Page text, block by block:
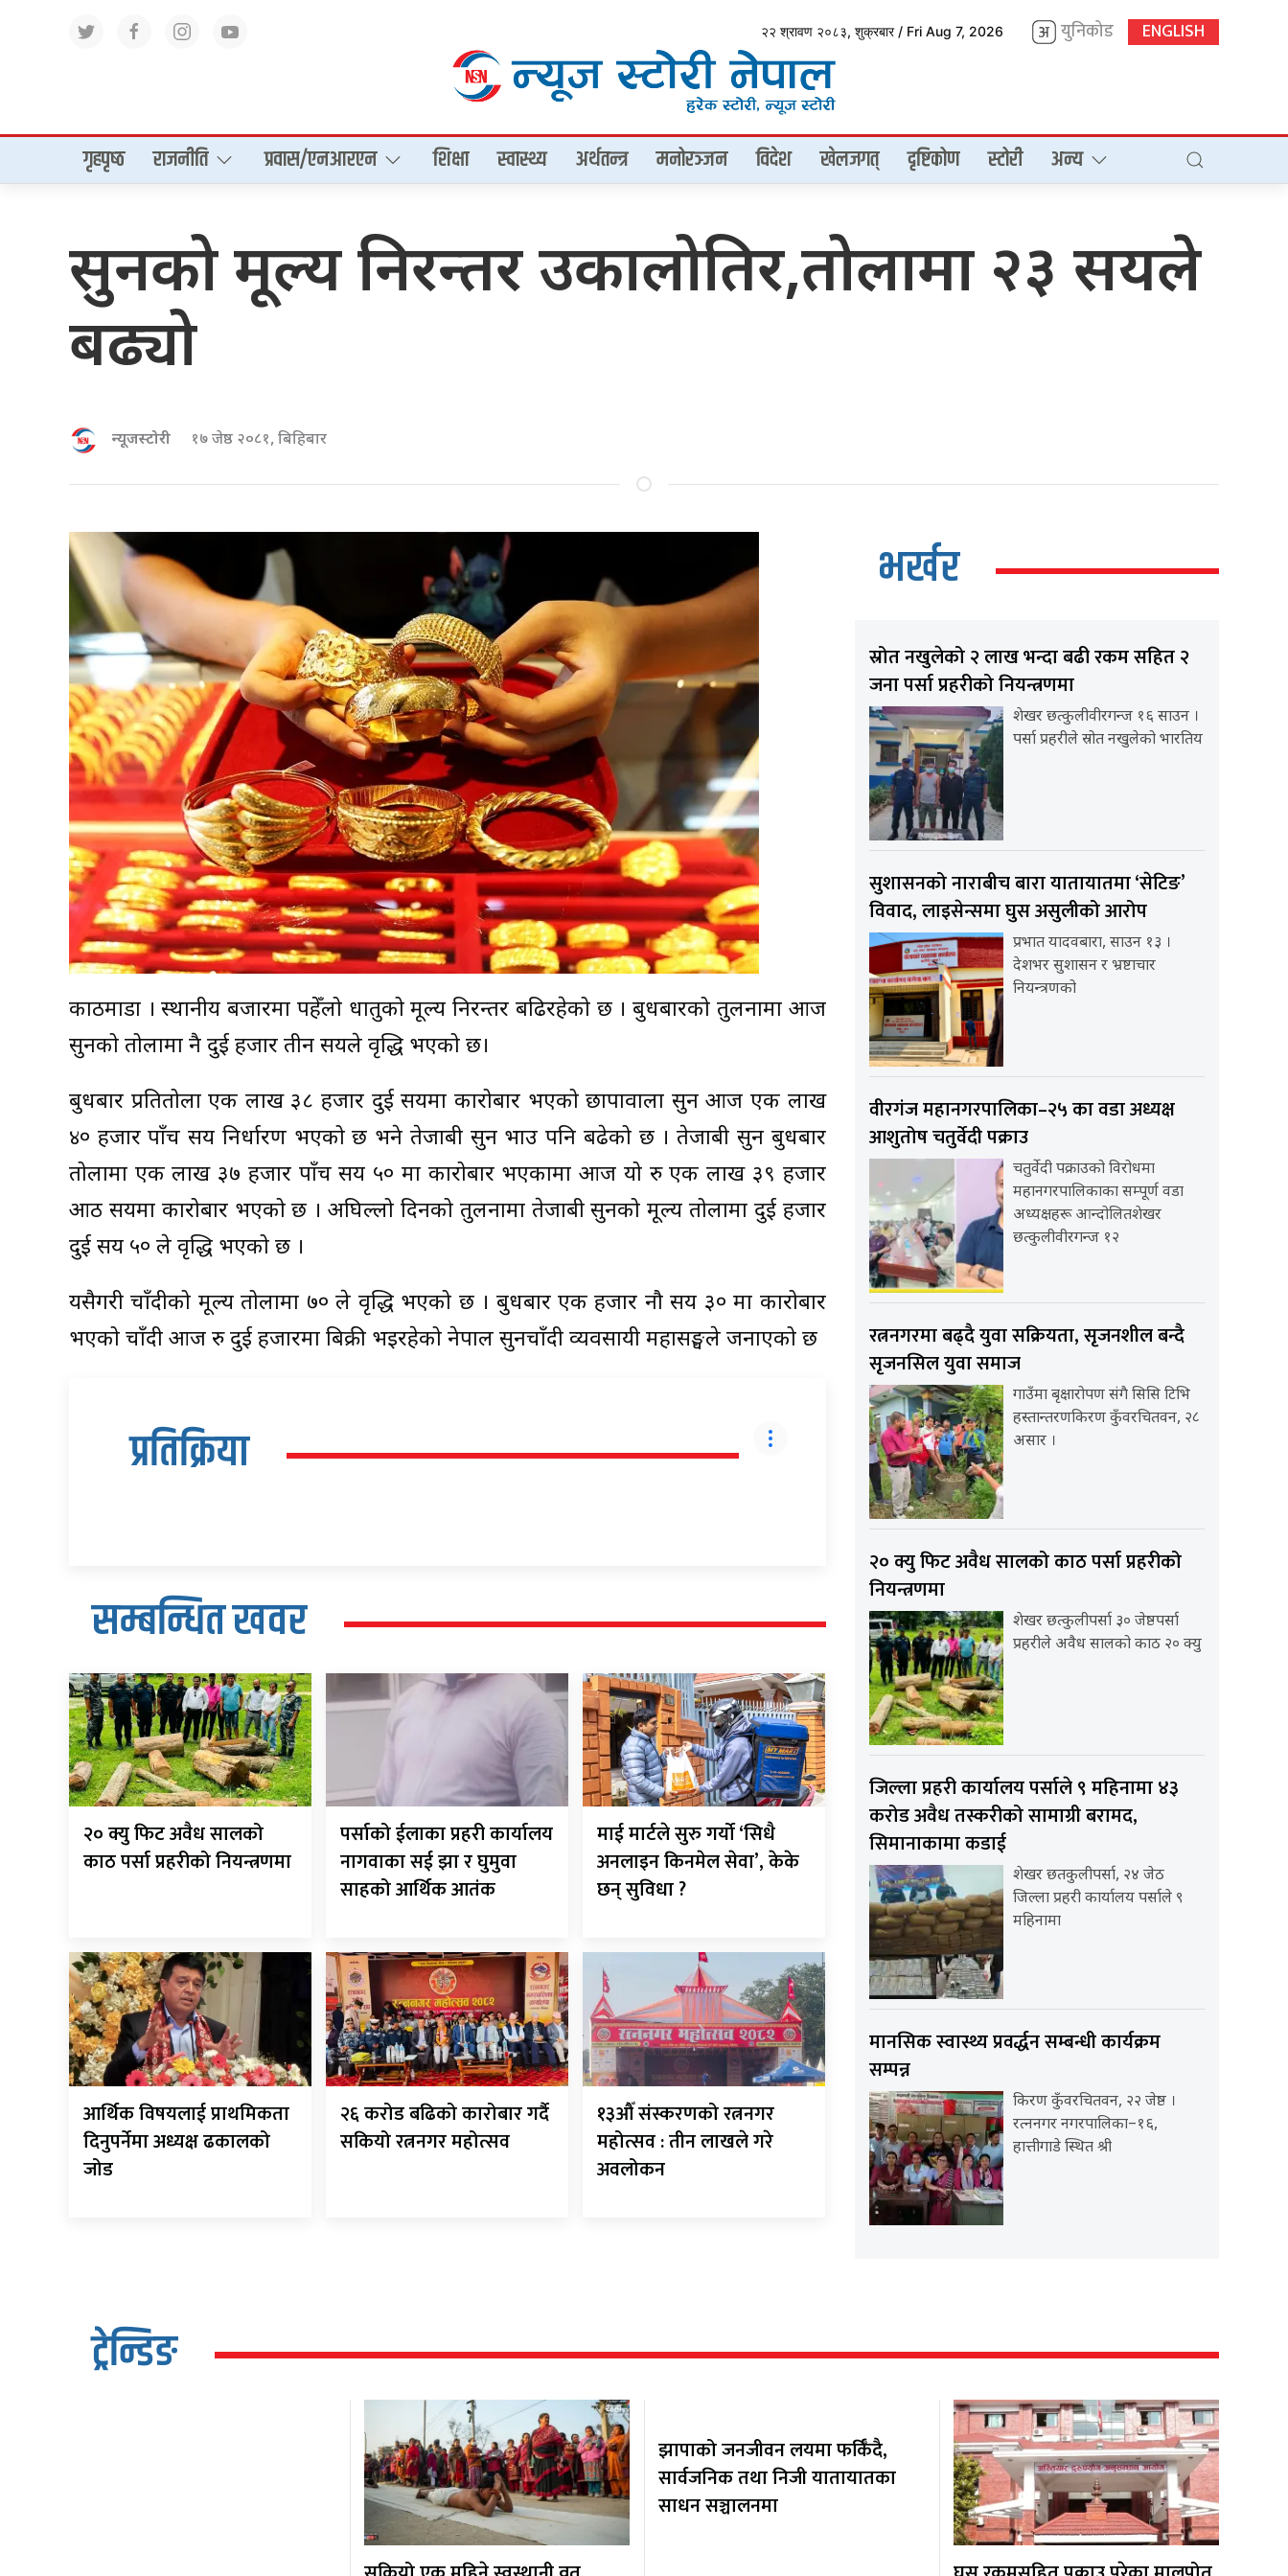
२२ श्रावण २०८३, शुक्रबार / Fri Aug 7, 2026 युनिकोड ENGLISH
गृहपृष्‍ठ राजनीति प्रवास/एनआरएन शिक्षा स्वास्थ्य अर्थतन्त्र मनोरञ्जन विदेश खेलजगत् दृष्टिकोण स्टोरी अन्य
सुनको मूल्य निरन्तर उकालोतिर,तोलामा २३ सयले
बढ्यो
न्यूजस्टोरी १७ जेष्ठ २०८१, बिहिबार
काठमाडौँ । स्थानीय बजारमा पहेँलो धातुको मूल्य निरन्तर बढिरहेको छ । बुधबारको तुलनामा आज
सुनको तोलामा नै दुई हजार तीन सयले वृद्धि भएको छ।
बुधबार प्रतितोला एक लाख ३८ हजार दुई सयमा कारोबार भएको छापावाला सुन आज एक लाख
४० हजार पाँच सय निर्धारण भएको छ भने तेजाबी सुन भाउ पनि बढेको छ । तेजाबी सुन बुधबार
तोलामा एक लाख ३७ हजार पाँच सय ५० मा कारोबार भएकामा आज यो रु एक लाख ३९ हजार
आठ सयमा कारोबार भएको छ । अघिल्लो दिनको तुलनामा तेजाबी सुनको मूल्य तोलामा दुई हजार
दुई सय ५० ले वृद्धि भएको छ ।
यसैगरी चाँदीको मूल्य तोलामा ७० ले वृद्धि भएको छ । बुधबार एक हजार नौ सय ३० मा कारोबार
भएको चाँदी आज रु दुई हजारमा बिक्री भइरहेको नेपाल सुनचाँदी व्यवसायी महासङ्घले जनाएको छ
प्रतिक्रिया
सम्बन्धित खवर
२० क्यु फिट अवैध सालको
काठ पर्सा प्रहरीको नियन्त्रणमा
पर्साको ईलाका प्रहरी कार्यालय
नागवाका सई झा र घुमुवा
साहको आर्थिक आतंक
माई मार्टले सुरु गर्यो ‘सिधै
अनलाइन किनमेल सेवा’, केके
छन् सुविधा ?
आर्थिक विषयलाई प्राथमिकता
दिनुपर्नेमा अध्यक्ष ढकालको
जोड
२६ करोड बढिको कारोबार गर्दै
सकियो रत्ननगर महोत्सव
१३औँ संस्करणको रत्ननगर
महोत्सव : तीन लाखले गरे
अवलोकन
भर्खर
स्रोत नखुलेको २ लाख भन्दा बढी रकम सहित २
जना पर्सा प्रहरीको नियन्त्रणमा
शेखर छत्कुलीवीरगन्ज १६ साउन ।
पर्सा प्रहरीले स्रोत नखुलेको भारतिय
सुशासनको नाराबीच बारा यातायातमा ‘सेटिङ’
विवाद, लाइसेन्समा घुस असुलीको आरोप
प्रभात यादवबारा, साउन १३ ।
देशभर सुशासन र भ्रष्टाचार
नियन्त्रणको
वीरगंज महानगरपालिका–२५ का वडा अध्यक्ष
आशुतोष चतुर्वेदी पक्राउ
चतुर्वेदी पक्राउको विरोधमा
महानगरपालिकाका सम्पूर्ण वडा
अध्यक्षहरू आन्दोलितशेखर
छत्कुलीवीरगन्ज १२
रत्ननगरमा बढ्दै युवा सक्रियता, सृजनशील बन्दै
सृजनसिल युवा समाज
गाउँमा बृक्षारोपण संगै सिसि टिभि
हस्तान्तरणकिरण कुँवरचितवन, २८
असार ।
२० क्यु फिट अवैध सालको काठ पर्सा प्रहरीको
नियन्त्रणमा
शेखर छत्कुलीपर्सा ३० जेष्ठपर्सा
प्रहरीले अवैध सालको काठ २० क्यु
जिल्ला प्रहरी कार्यालय पर्साले ९ महिनामा ४३
करोड अवैध तस्करीको सामाग्री बरामद,
सिमानाकामा कडाई
शेखर छतकुलीपर्सा, २४ जेठ
जिल्ला प्रहरी कार्यालय पर्साले ९
महिनामा
मानसिक स्वास्थ्य प्रवर्द्धन सम्बन्धी कार्यक्रम
सम्पन्न
किरण कुँवरचितवन, २२ जेष्ठ ।
रत्ननगर नगरपालिका–१६,
हात्तीगाडे स्थित श्री
ट्रेन्डिङ
झापाको जनजीवन लयमा फर्किँदै,
सार्वजनिक तथा निजी यातायातका
साधन सञ्चालनमा